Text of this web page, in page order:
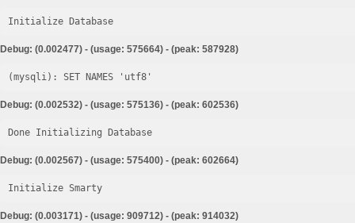
Initialize Database
Debug: (0.002477) - (usage: 575664) - (peak: 587928)
Debug: (0.002532) - (usage: 575136) - (peak: 602536)
Done Initializing Database
Debug: (0.002567) - (usage: 575400) - (peak: 602664)
Initialize Smarty
Debug: (0.003171) - (usage: 909712) - (peak: 914032)